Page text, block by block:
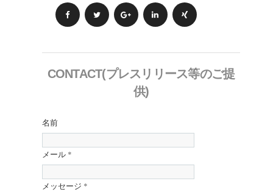
CONTACT(プレスリリース等のご提
供)
名前
メール *
メッセージ *